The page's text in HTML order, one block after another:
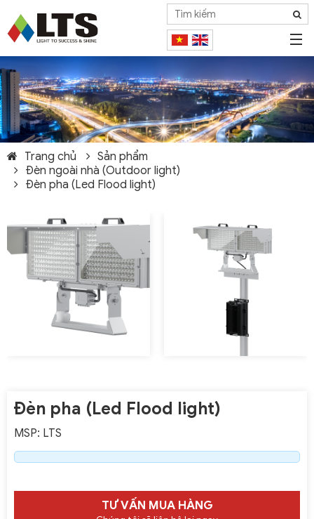
Trang chủ
Sản phẩm
Đèn ngoài nhà (Outdoor light)
Đèn pha (Led Flood light)
Đèn pha (Led Flood light)
MSP: LTS
TƯ VẤN MUA HÀNG